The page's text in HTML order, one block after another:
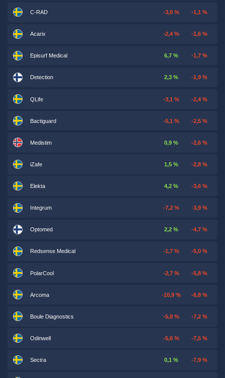
C-RAD -3,0 % -1,1 %
Acarix -2,4 % -1,6 %
Episurf Medical 6,7 % -1,7 %
Detection 2,3 % -1,9 %
QLife -3,1 % -2,4 %
Bactiguard -5,1 % -2,5 %
Medistim 0,9 % -2,6 %
iZafe 1,5 % -2,8 %
Elekta 4,2 % -3,6 %
Integrum -7,2 % -3,9 %
Optomed 2,2 % -4,7 %
Redsense Medical -1,7 % -5,0 %
PolarCool -2,7 % -5,8 %
Arcoma -10,9 % -6,8 %
Boule Diagnostics -5,8 % -7,2 %
Odinwell -5,6 % -7,5 %
Sectra 0,1 % -7,9 %